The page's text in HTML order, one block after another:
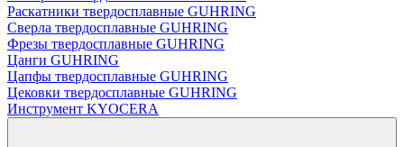
Раскатники твердосплавные GUHRING
Сверла твердосплавные GUHRING
Фрезы твердосплавные GUHRING
Цанги GUHRING
Цапфы твердосплавные GUHRING
Цековки твердосплавные GUHRING
Инструмент KYOCERA